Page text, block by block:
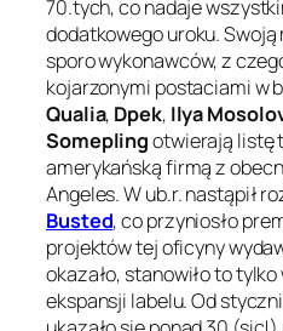
70.tych, co nadaje
dodatkowego uroku. Swoją
sporo wykonawców, z
kojarzonymi postaciami w
Qualia, Dpek, Ilya
Someplingotwierają listę
amerykańską firmą z
Angeles. W ub.r. nastąpił
Busted, co przyniosło
projektów tej oficyny
okazało, stanowiło to
ekspansji labelu. Od